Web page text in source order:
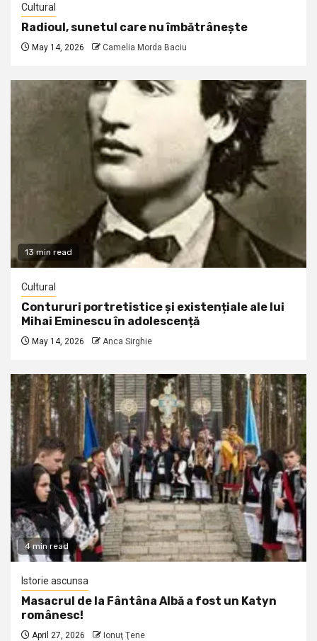
Cultural
Radioul, sunetul care nu îmbătrânește
May 14, 2026 Camelia Morda Baciu
13 min read
Cultural
Contururi portretistice și existențiale ale lui
Mihai Eminescu în adolescență
May 14, 2026 Anca Sirghie
4 min read
Istorie ascunsa
Masacrul de la Fântâna Albă a fost un Katyn
românesc!
April 27, 2026 Ionuţ Ţene